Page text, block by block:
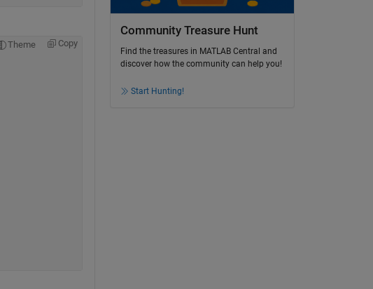
Theme Copy
Community Treasure Hunt
Find the treasures in MATLAB Central and
discover how the community can help you!
Start Hunting!